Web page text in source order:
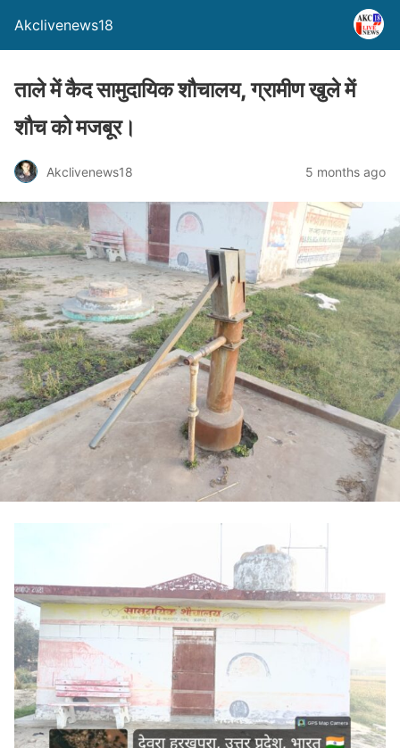
Akclivenews18
ताले में कैद सामुदायिक शौचालय, ग्रामीण खुले में
शौच को मजबूर।
Akclivenews18 5 months ago